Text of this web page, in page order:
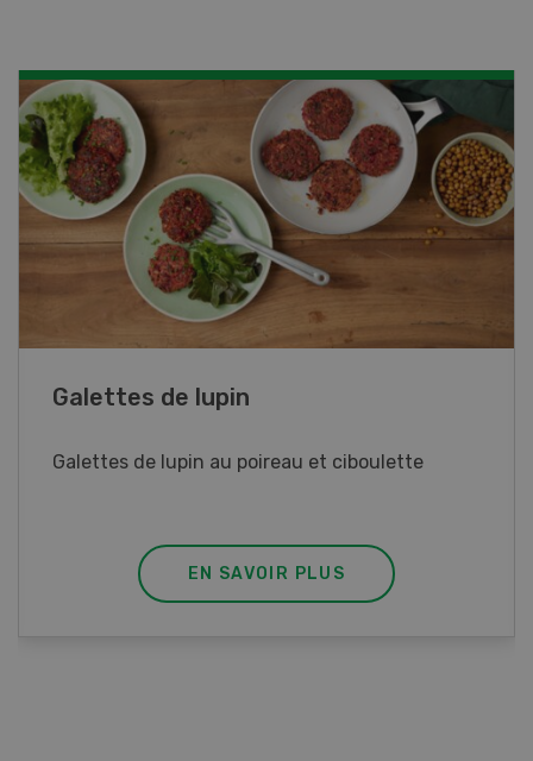
Rouleaux de printemps
Rouleaux de printemps aux poulet
EN SAVOIR PLUS